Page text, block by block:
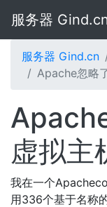
服务器
服务器 Gind.cn
Apache忽略
虚拟主
我在一个
用336个基于名称